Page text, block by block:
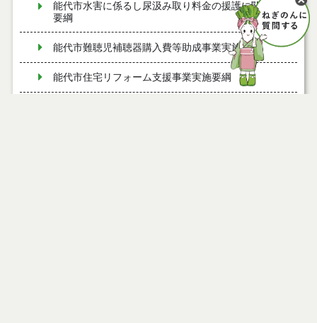
能代市水害に係るし尿汲み取り料金の援護に関する
要綱
能代市難聴児補聴器購入費等助成事業実施要綱
能代市住宅リフォーム支援事業実施要綱